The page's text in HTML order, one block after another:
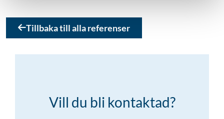
Tillbaka till alla referenser
Vill du bli kontaktad?